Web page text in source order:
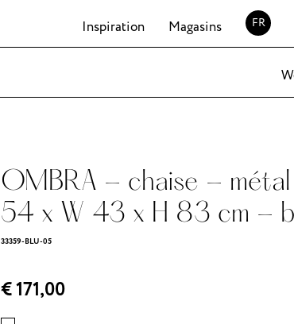
Inspiration Magasins FR
OMBRA - chaise -
54 x W 43 x H 83 cm -
33359-BLU-05
€ 171,00